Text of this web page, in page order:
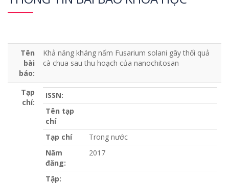
Tên
bài
báo:
Khả năng kháng nấm Fusarium solani gây thối quả
cà chua sau thu hoạch của nanochitosan
Tạp
chí:
ISSN:
Tên tạp
chí
Tạp chí
Trong nước
Năm
đăng:
2017
Tập: